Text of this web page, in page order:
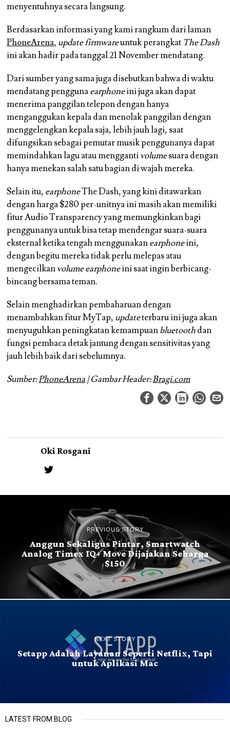
menyentuhnya secara langsung.
Berdasarkan informasi yang kami rangkum dari laman
PhoneArena, update firmwareuntuk perangkat The Dash
ini akan hadir pada tanggal 21 November mendatang.
Dari sumber yang sama juga disebutkan bahwa di waktu
mendatang penggunaearphoneini juga akan dapat
menerima panggilan telepon dengan hanya
menganggukan kepala dan menolak panggilan dengan
menggelengkan kepala saja, lebih jauh lagi, saat
difungsikan sebagai pemutar musik penggunanya dapat
memindahkan lagu atau menggantivolumesuara dengan
hanya menekan salah satu bagian di wajah mereka.
Selain itu, earphoneThe Dash, yang kini ditawarkan
dengan harga $280 per-unitnya ini masih akan memiliki
fitur Audio Transparency yang memungkinkan bagi
penggunanya untuk bisa tetap mendengar suara-suara
eksternal ketika tengah menggunakanearphoneini,
dengan begitu mereka tidak perlu melepas atau
mengecilkanvolume earphoneini saat ingin berbicang-
bincang bersama teman.
Selain menghadirkan pembaharuan dengan
menambahkan fitur MyTap, updateterbaru ini juga akan
menyuguhkan peningkatan kemampuanbluetoothdan
fungsi pembaca detak jantung dengan sensitivitas yang
jauh lebih baik dari sebelumnya.
Sumber:PhoneArena| Gambar Header:Bragi.com
Oki Rosgani
PREVIOUS STORY
Anggun Sekaligus Pintar, Smartwatch
Analog Timex IQ+ Move Dijajakan Seharga
$150
NEXT STORY
Setapp Adalah Layanan Seperti Netflix, Tapi
untuk Aplikasi Mac
LATEST FROM BLOG